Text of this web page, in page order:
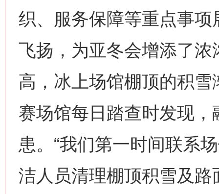
织、服务保障等重点事
飞扬，为亚冬会增添了
高，冰上场馆棚顶的积
赛场馆每日踏查时发现
患。“我们第一时间联系
洁人员清理棚顶积雪及路